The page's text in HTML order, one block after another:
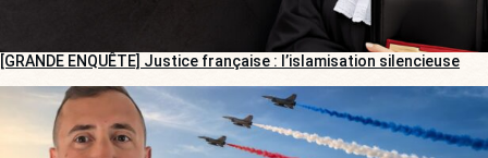
[GRANDE ENQUÊTE] Justice française : l’islamisation silencieuse